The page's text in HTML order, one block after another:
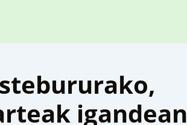
igandean